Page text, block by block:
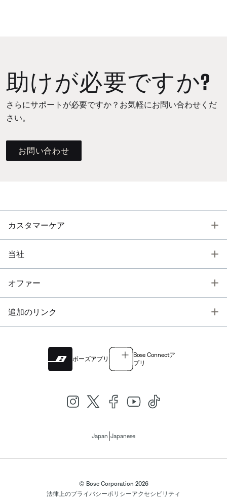
助けが必要ですか?
さらにサポートが必要ですか？お気軽にお問い合わせくだ
さい。
お問い合わせ
カスタマーケア
当社
オファー
追加のリンク
ボーズアプリ
Bose Connectア
プリ
Japan Japanese
© Bose Corporation 2026
法律上のプライバシーポリシーアクセシビリティ